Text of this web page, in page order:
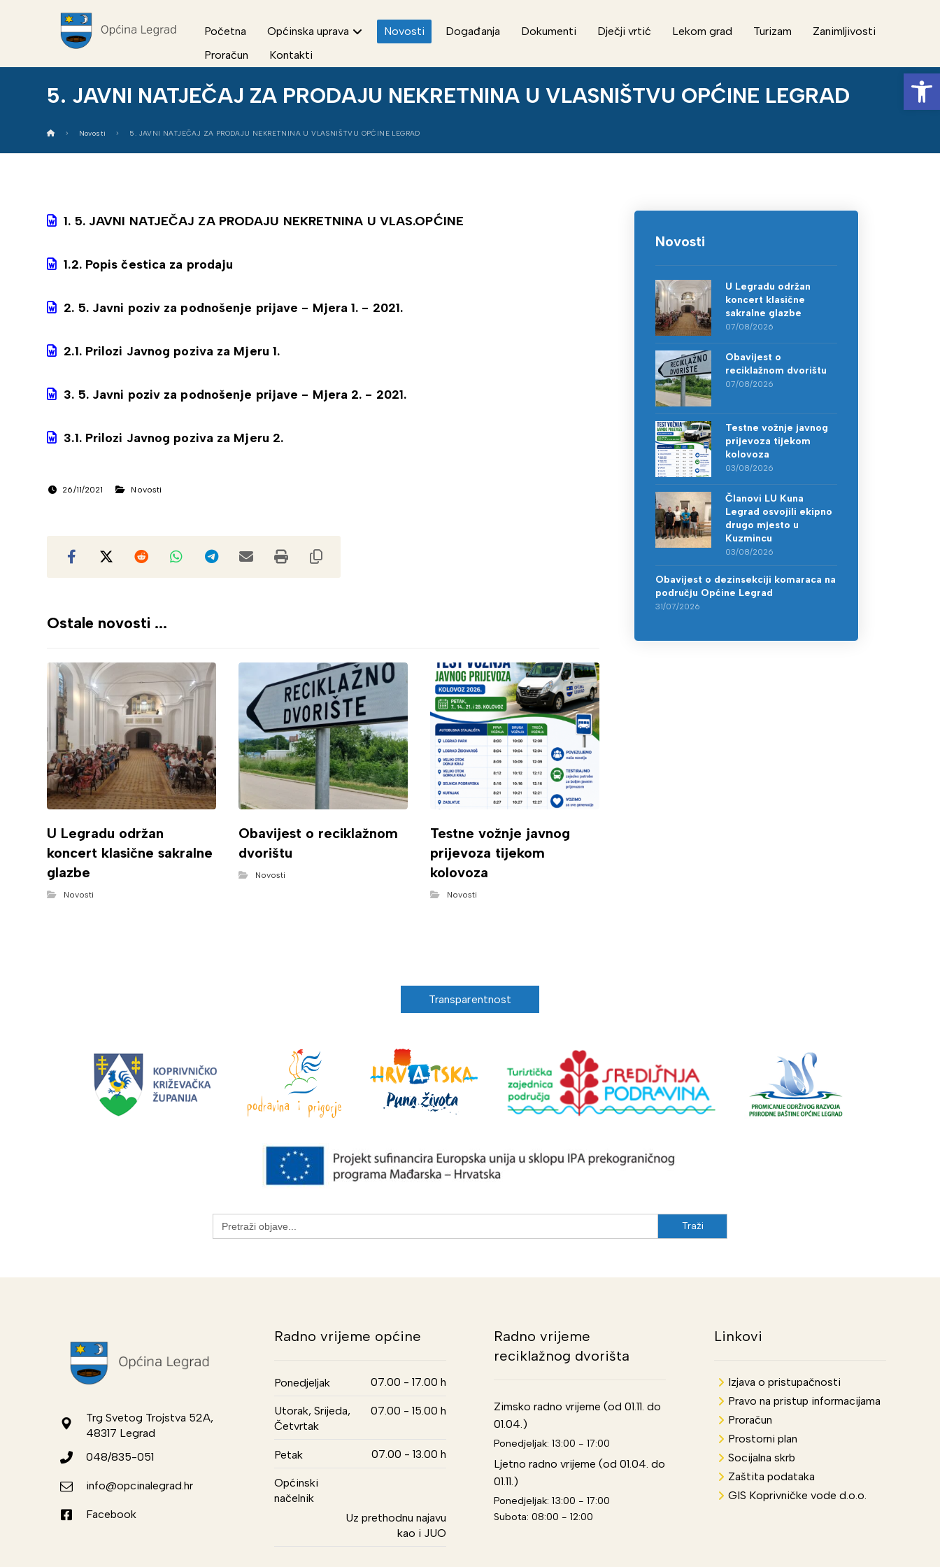
Početna Općinska uprava Novosti Događanja Dokumenti Dječji vrtić Lekom grad Turizam
Zanimljivosti
Proračun
Kontakti
5. JAVNI NATJEČAJ ZA PRODAJU NEKRETNINA U VLASNIŠTVU OPĆINE LEGRAD
Novosti 5. JAVNI NATJEČAJ ZA PRODAJU NEKRETNINA U VLASNIŠTVU OPĆINE LEGRAD
1. 5. JAVNI NATJEČAJ ZA PRODAJU NEKRETNINA U VLAS.OPĆINE
1.2. Popis čestica za prodaju
2. 5. Javni poziv za podnošenje prijave - Mjera 1. - 2021.
2.1. Prilozi Javnog poziva za Mjeru 1.
3. 5. Javni poziv za podnošenje prijave - Mjera 2. - 2021.
3.1. Prilozi Javnog poziva za Mjeru 2.
26/11/2021 Novosti
Ostale novosti ...
U Legradu održan
koncert klasične sakralne
glazbe
Novosti
Obavijest o reciklažnom
dvorištu
Novosti
Testne vožnje javnog
prijevoza tijekom
kolovoza
Novosti
Novosti
U Legradu održan
koncert klasične
sakralne glazbe
07/08/2026
Obavijest o
reciklažnom dvorištu
07/08/2026
Testne vožnje javnog
prijevoza tijekom
kolovoza
03/08/2026
Članovi LU Kuna
Legrad osvojili ekipno
drugo mjesto u
Kuzmincu
03/08/2026
Obavijest o dezinsekciji komaraca na
području Općine Legrad
31/07/2026
Transparentnost
Search
for:
Trg Svetog Trojstva 52A,
48317 Legrad
048/835-051
info@opcinalegrad.hr
Facebook
Radno vrijeme općine
Ponedjeljak 07.00 - 17.00 h
Utorak, Srijeda,
Četvrtak
07.00 - 15.00 h
Petak 07.00 - 13.00 h
Općinski
načelnik
Uz prethodnu najavu
kao i JUO
Radno vrijeme
reciklažnog dvorišta
Zimsko radno vrijeme (od 01.11. do
01.04.)
Ponedjeljak: 13:00 - 17:00
Ljetno radno vrijeme (od 01.04. do
01.11.)
Ponedjeljak: 13:00 - 17:00
Subota: 08:00 - 12:00
Linkovi
Izjava o pristupačnosti
Pravo na pristup informacijama
Proračun
Prostorni plan
Socijalna skrb
Zaštita podataka
GIS Koprivničke vode d.o.o.